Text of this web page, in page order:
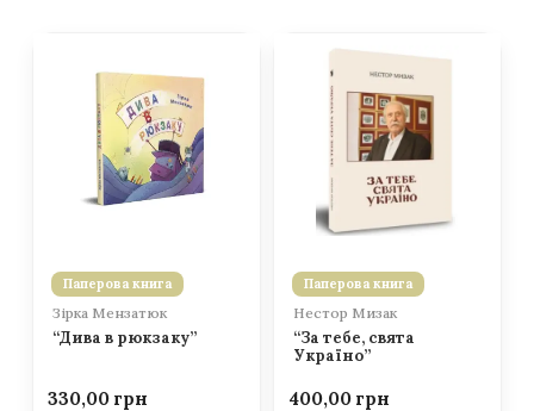
Паперова книга
Зірка Мензатюк
“Дива в рюкзаку”
330,00
Паперова книга
Нестор Мизак
“За тебе, свята
Україно”
400,00